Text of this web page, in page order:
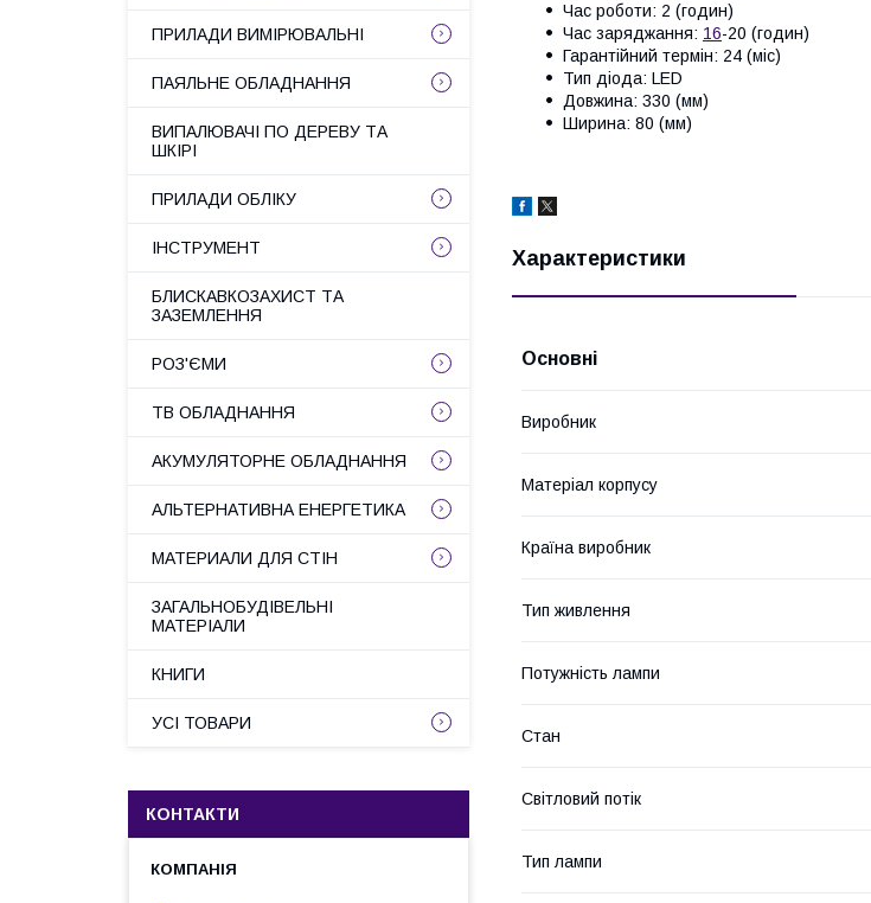
Час роботи: 2 (годин)
Час заряджання: 16-20 (годин)
Гарантійний термін: 24 (міс)
Тип діода: LED
Довжина: 330 (мм)
Ширина: 80 (мм)
Характеристики
Основні
Виробник
Матеріал корпусу
Країна виробник
Тип живлення
Потужність лампи
Стан
Світловий потік
Тип лампи
ПРИЛАДИ ВИМІРЮВАЛЬНІ
ПАЯЛЬНЕ ОБЛАДНАННЯ
ВИПАЛЮВАЧІ ПО ДЕРЕВУ ТА
ШКІРІ
ПРИЛАДИ ОБЛІКУ
ІНСТРУМЕНТ
БЛИСКАВКОЗАХИСТ ТА
ЗАЗЕМЛЕННЯ
РОЗ'ЄМИ
ТВ ОБЛАДНАННЯ
АКУМУЛЯТОРНЕ ОБЛАДНАННЯ
АЛЬТЕРНАТИВНА ЕНЕРГЕТИКА
МАТЕРИАЛИ ДЛЯ СТІН
ЗАГАЛЬНОБУДІВЕЛЬНІ
МАТЕРІАЛИ
КНИГИ
УСІ ТОВАРИ
КОНТАКТИ